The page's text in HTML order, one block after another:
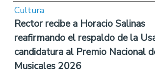
Cultura
Rector recibe a Horacio Salinas
reafirmando el respaldo de la
candidatura al Premio Nacional
Musicales 2026